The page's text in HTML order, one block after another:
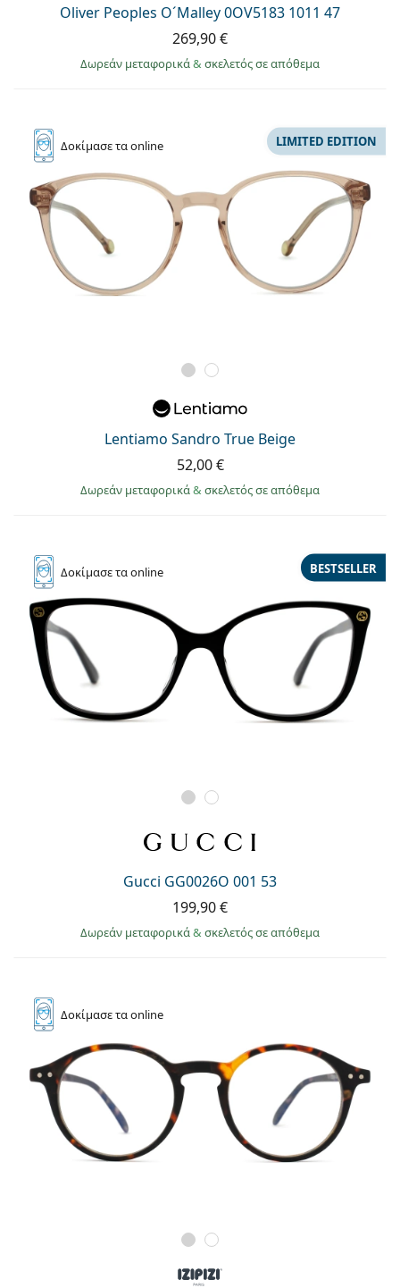
Oliver Peoples O´Malley 0OV5183 1011 47
269,90 €
Δωρεάν μεταφορικά& σκελετός σε απόθεμα
Δοκίμασετα online
Lentiamo Sandro True Beige
LIMITED EDITION
52,00 €
Δωρεάν μεταφορικά& σκελετός σε απόθεμα
Δοκίμασετα online
Gucci GG0026O 001 53
BESTSELLER
199,90 €
Δωρεάν μεταφορικά& σκελετός σε απόθεμα
Δοκίμασετα online